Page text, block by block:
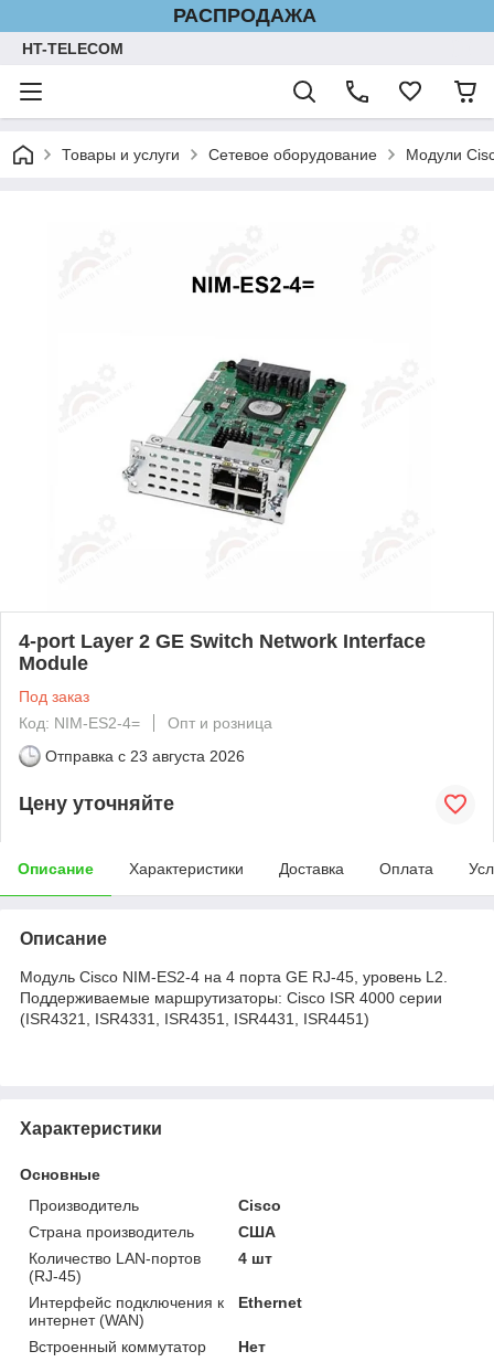
РАСПРОДАЖА
HT-TELECOM
Товары и услуги Сетевое оборудование Модули
4-port Layer 2 GE Switch Network Interface
Module
Под заказ
Код: NIM-ES2-4=
Опт и розница
Отправка с 23 августа 2026
Цену уточняйте
Описание Характеристики Доставка Оплата
Описание
Модуль Cisco NIM-ES2-4 на 4 порта GE RJ-45, уровень L2.
Поддерживаемые маршрутизаторы: Cisco ISR 4000 серии
(ISR4321, ISR4331, ISR4351, ISR4431, ISR4451)
Характеристики
Основные
Производитель
Cisco
Страна производитель
США
Количество LAN-портов
(RJ-45)
4 шт
Интерфейс подключения к
интернет (WAN)
Ethernet
Встроенный коммутатор
Нет